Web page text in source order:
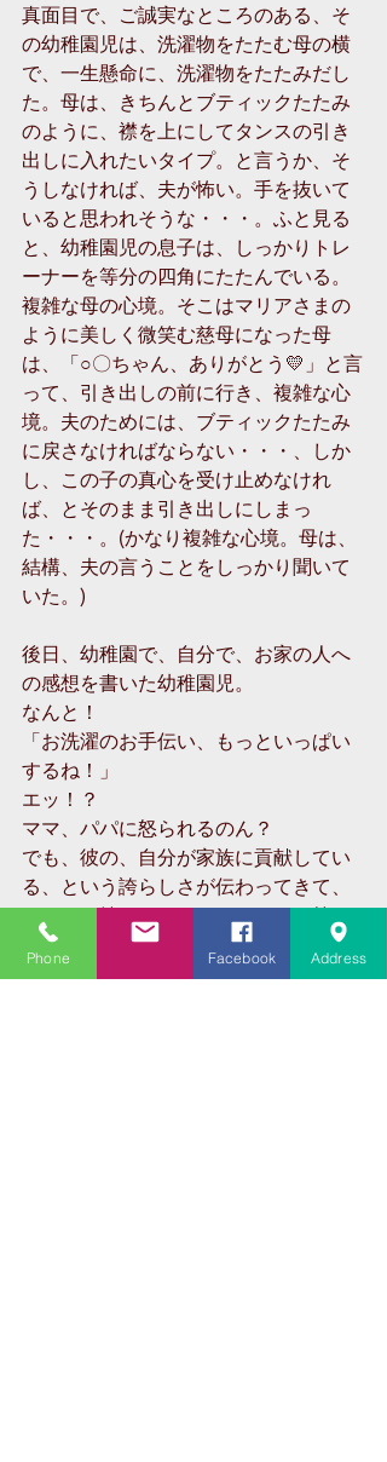
真面目で、ご誠実なところのある、そ
の幼稚園児は、洗濯物をたたむ母の横
で、一生懸命に、洗濯物をたたみだし
た。母は、きちんとブティックたたみ
のように、襟を上にしてタンスの引き
出しに入れたいタイプ。と言うか、そ
うしなければ、夫が怖い。手を抜いて
いると思われそうな・・・。ふと見る
と、幼稚園児の息子は、しっかりトレ
ーナーを等分の四角にたたんでいる。
複雑な母の心境。そこはマリアさまの
ように美しく微笑む慈母になった母
は、「○〇ちゃん、ありがとう💛」と言
って、引き出しの前に行き、複雑な心
境。夫のためには、ブティックたたみ
に戻さなければならない・・・、しか
し、この子の真心を受け止めなけれ
ば、とそのまま引き出しにしまっ
た・・・。(かなり複雑な心境。母は、
結構、夫の言うことをしっかり聞いて
いた。)
後日、幼稚園で、自分で、お家の人へ
の感想を書いた幼稚園児。
なんと！
「お洗濯のお手伝い、もっといっぱい
するね！」
エッ！？
ママ、パパに怒られるのん？
でも、彼の、自分が家族に貢献してい
る、という誇らしさが伝わってきて、
とっても嬉しかったりしたっけ。笑
Phone Facebook Address